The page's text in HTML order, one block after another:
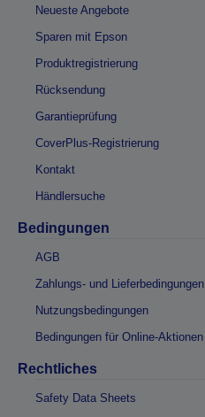
Neueste Angebote
Sparen mit Epson
Produktregistrierung
Rücksendung
Garantieprüfung
CoverPlus-Registrierung
Kontakt
Händlersuche
Bedingungen
AGB
Zahlungs- und Lieferbedingungen
Nutzungsbedingungen
Bedingungen für Online-Aktionen
Rechtliches
Safety Data Sheets